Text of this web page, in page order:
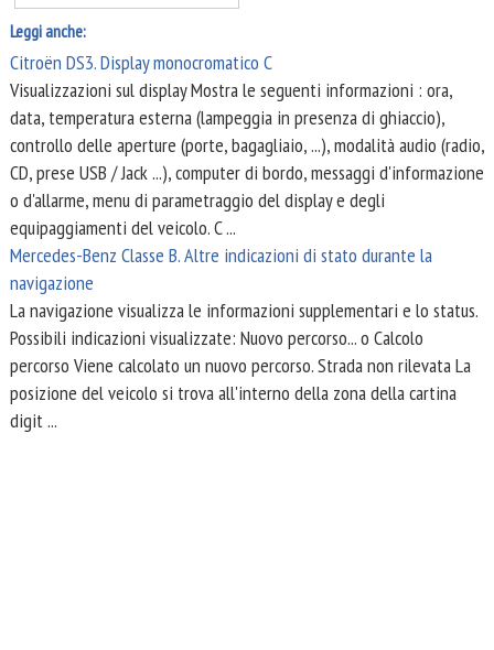
Leggi anche:
Citroën DS3. Display monocromatico C
Visualizzazioni sul display Mostra le seguenti informazioni : ora,
data, temperatura esterna (lampeggia in presenza di ghiaccio),
controllo delle aperture (porte, bagagliaio, ...), modalità audio (radio,
CD, prese USB / Jack ...), computer di bordo, messaggi d'informazione
o d'allarme, menu di parametraggio del display e degli
equipaggiamenti del veicolo. C ...
Mercedes-Benz Classe B. Altre indicazioni di stato durante la
navigazione
La navigazione visualizza le informazioni supplementari e lo status.
Possibili indicazioni visualizzate: Nuovo percorso... o Calcolo
percorso Viene calcolato un nuovo percorso. Strada non rilevata La
posizione del veicolo si trova all'interno della zona della cartina
digit ...